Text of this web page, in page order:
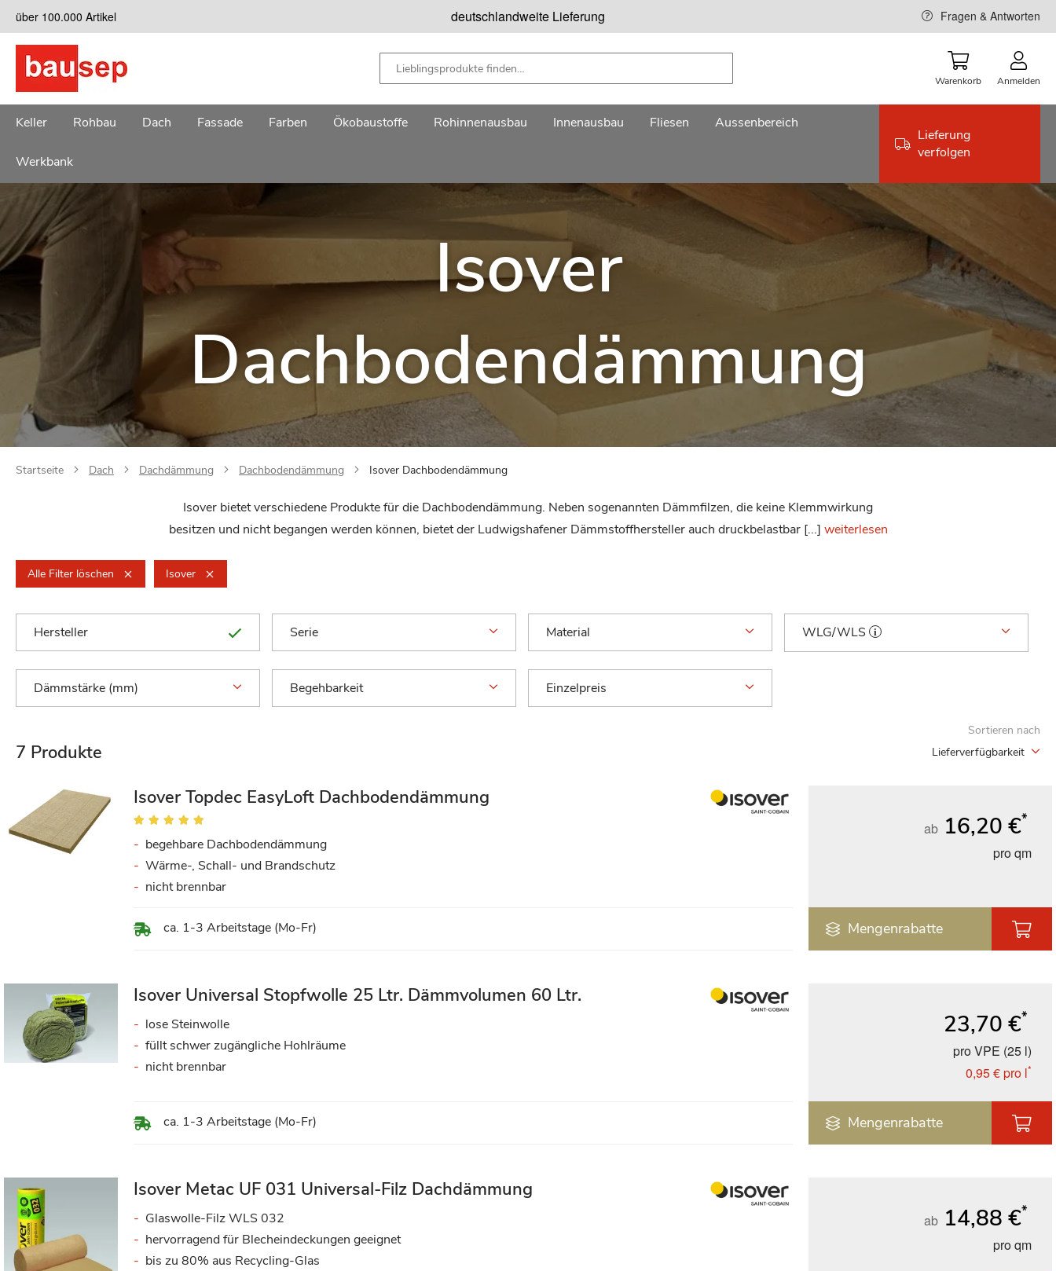
Zum
Inhalt
springen
über 100.000 Artikel deutschlandweite Lieferung Fragen & Antworten
Warenkorb Anmelden
Keller Rohbau Dach Fassade Farben Ökobaustoffe Rohinnenausbau Innenausbau Fliesen Aussenbereich
Werkbank
Lieferung
verfolgen
Isover
Dachbodendämmung
Startseite Dach Dachdämmung Dachbodendämmung Isover Dachbodendämmung
Isover bietet verschiedene Produkte für die Dachbodendämmung. Neben sogenannten Dämmfilzen, die keine Klemmwirkung
besitzen und nicht begangen werden können, bietet der Ludwigshafener Dämmstoffhersteller auch druckbelastbar [...] weiterlesen
Alle Filter löschen Isover
Hersteller Serie Material WLG/WLS
Dämmstärke (mm) Begehbarkeit Einzelpreis
7 Produkte
Sortieren nach
Lieferverfügbarkeit
Isover Topdec EasyLoft Dachbodendämmung
Bewertung:
ca. 1-3 Arbeitstage (Mo-Fr)
ab 16,20 €*
pro qm
begehbare Dachbodendämmung
Wärme-, Schall- und Brandschutz
nicht brennbar
Mengenrabatte
Isover Universal Stopfwolle 25 Ltr. Dämmvolumen 60 Ltr.
ca. 1-3 Arbeitstage (Mo-Fr)
23,70 €*
pro VPE (25 l)
0,95 €pro l*
lose Steinwolle
füllt schwer zugängliche Hohlräume
nicht brennbar
Mengenrabatte
Isover Metac UF 031 Universal-Filz Dachdämmung
ab 14,88 €*
pro qm
Glaswolle-Filz WLS 032
hervorragend für Blecheindeckungen geeignet
bis zu 80% aus Recycling-Glas